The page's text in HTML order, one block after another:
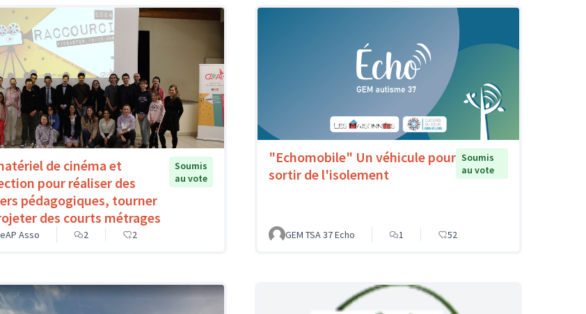
de cinéma et
pour réaliser des
pédagogiques, tourner
des courts métrages
Soumis
au vote
Asso 2 2
"Echomobile" Un véhicule pour
sortir de l'isolement
Soumis
au vote
GEM TSA 37 Echo 1 52